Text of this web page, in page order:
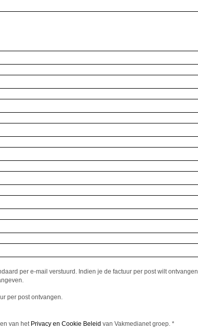
per e-mail verstuurd. Indien je de factuur per post wilt ontvangen,
per post ontvangen.
van het Privacy en Cookie Beleid van Vakmedianet groep. *